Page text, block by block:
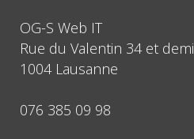
OG-S Web IT
Rue du Valentin 34 et demi
1004 Lausanne
076 385 09 98